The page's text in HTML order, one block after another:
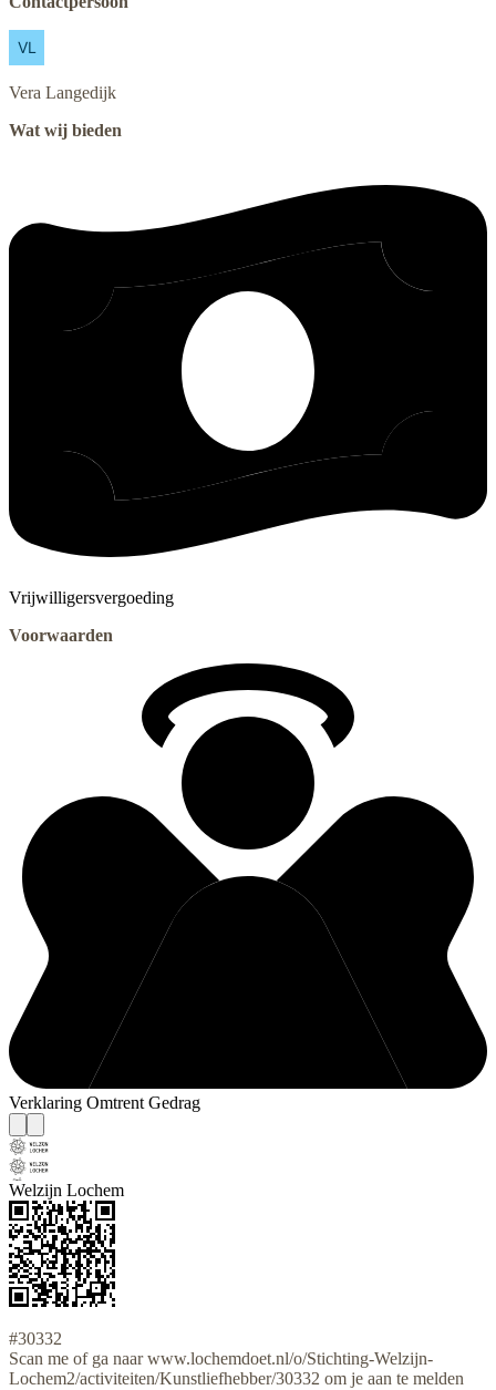
Vera Langedijk
Wat wij bieden
Vrijwilligersvergoeding
Voorwaarden
Verklaring Omtrent Gedrag
Welzijn Lochem
#30332
Scan me of ga naar www.lochemdoet.nl/o/Stichting-Welzijn-
Lochem2/activiteiten/Kunstliefhebber/30332 om je aan te melden